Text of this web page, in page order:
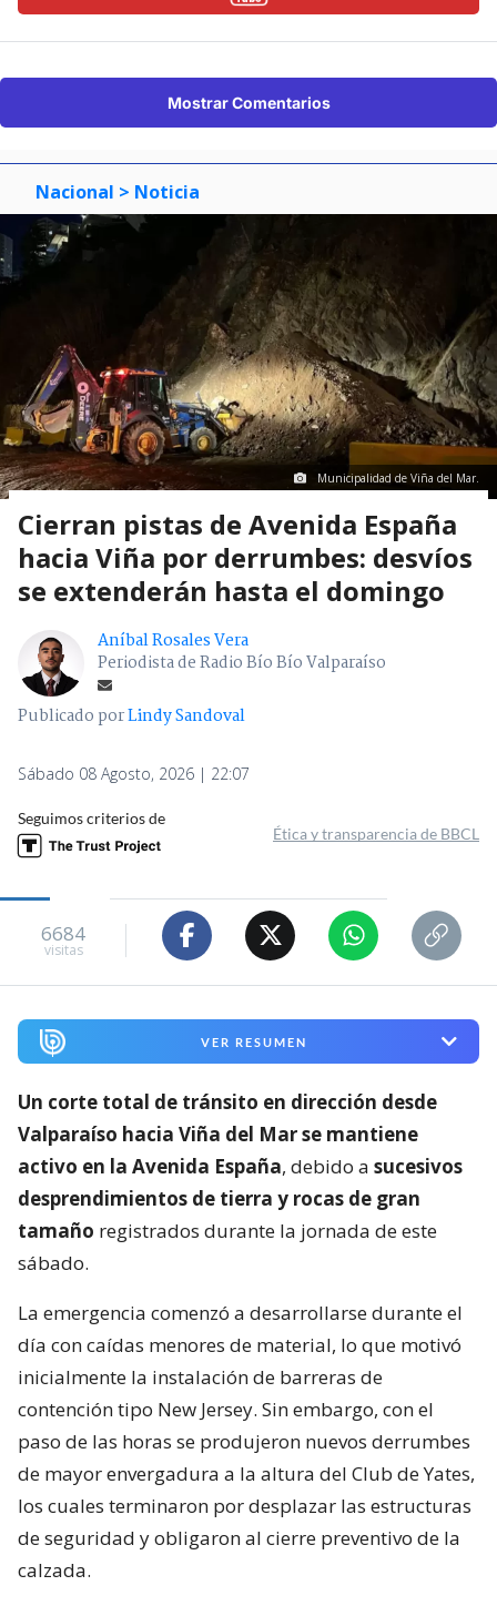
Mostrar Comentarios
Nacional > Noticia
Municipalidad de Viña del Mar.
Cierran pistas de Avenida España
hacia Viña por derrumbes: desvíos
se extenderán hasta el domingo
Aníbal Rosales Vera
Periodista de Radio Bío Bío Valparaíso
Publicado porLindy Sandoval
Sábado 08 Agosto, 2026 | 22:07
Seguimos criterios de
Ética y transparencia de BBCL
6684
visitas
VER RESUMEN
Un corte total de tránsito en dirección desde
Valparaíso hacia Viña del Mar se mantiene
activo en la Avenida España, debido a sucesivos
desprendimientos de tierra y rocas de gran
tamaño registrados durante la jornada de este
sábado.
La emergencia comenzó a desarrollarse durante el
día con caídas menores de material, lo que motivó
inicialmente la instalación de barreras de
contención tipo New Jersey. Sin embargo, con el
paso de las horas se produjeron nuevos derrumbes
de mayor envergadura a la altura del Club de Yates,
los cuales terminaron por desplazar las estructuras
de seguridad y obligaron al cierre preventivo de la
calzada.